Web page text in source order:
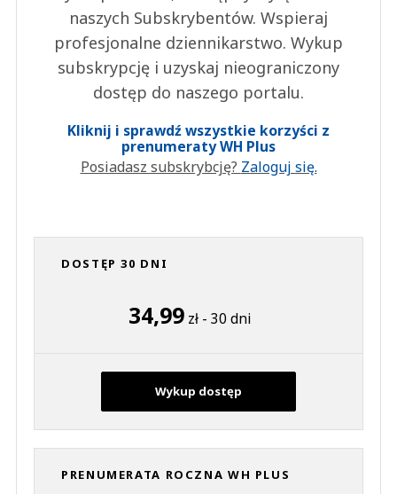
naszych Subskrybentów. Wspieraj
profesjonalne dziennikarstwo. Wykup
subskrypcję i uzyskaj nieograniczony
dostęp do naszego portalu.
Kliknij i sprawdź wszystkie korzyści z
prenumeraty WH Plus
Posiadasz subskrybcję? Zaloguj się.
DOSTĘP 30 DNI
34,99 zł - 30 dni
Wykup dostęp
PRENUMERATA ROCZNA WH PLUS